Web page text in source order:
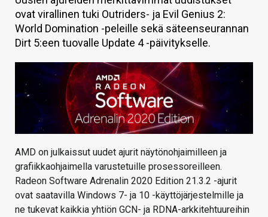
KAUPPA
VAIHDA TEEMA
HAKU
ovat virallinen tuki Outriders- ja Evil Genius 2:
World Domination -peleille sekä säteenseurannan
Dirt 5:een tuovalle Update 4 -päivitykselle.
AMD on julkaissut uudet ajurit näytönohjaimilleen ja
grafiikkaohjaimella varustetuille prosessoreilleen.
Radeon Software Adrenalin 2020 Edition 21.3.2 -ajurit
ovat saatavilla Windows 7- ja 10 -käyttöjärjestelmille ja
ne tukevat kaikkia yhtiön GCN- ja RDNA-arkkitehtuureihin